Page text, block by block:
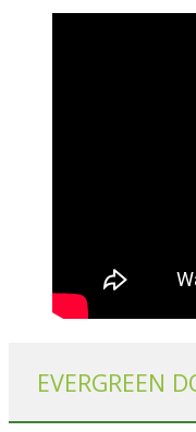
EVERGREEN